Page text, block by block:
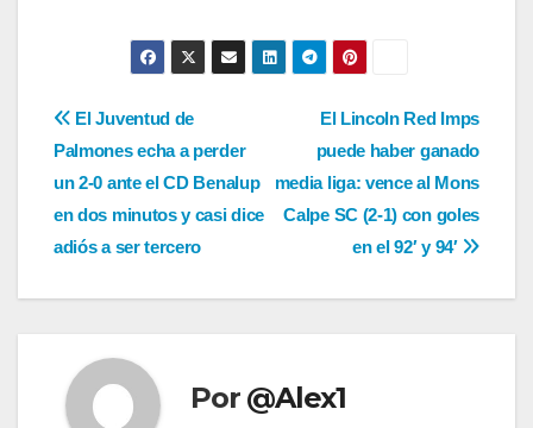
Navegación
de
entradas
El Lincoln Red Imps
puede haber ganado
media liga: vence al Mons
Calpe SC (2-1) con goles
en el 92′ y 94′
El Juventud de
Palmones echa a perder
un 2-0 ante el CD Benalup
en dos minutos y casi dice
adiós a ser tercero
Por @Alex1